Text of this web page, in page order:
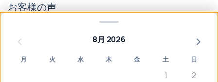
お客様の声
まだレビューはありません
8月 2026
月 火 水 木 金 土 日
1 2